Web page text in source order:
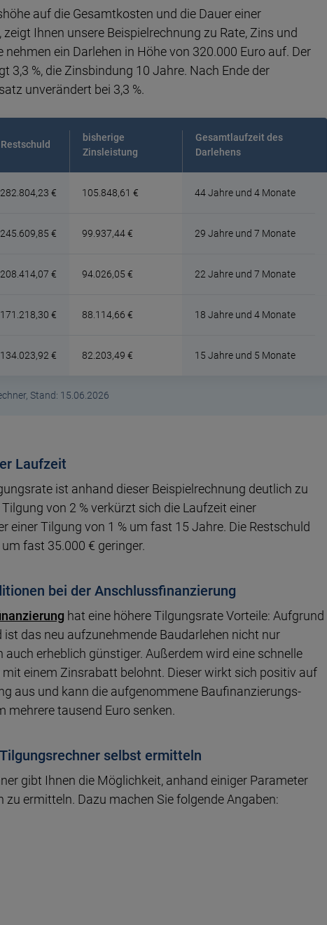
auf die Gesamtkosten und die Dauer einer
Ihnen unsere Beispielrechnung zu Rate, Zins und
ein Darlehen in Höhe von 320.000 Euro auf. Der
3,3 %, die Zinsbindung 10 Jahre. Nach Ende der
unverändert bei 3,3 %.
Restschuld
bisherige
Zinsleistung
Gesamtlaufzeit des
Darlehens
282.804,23 € 105.848,61 € 44 Jahre und 4 Monate
245.609,85 € 99.937,44 € 29 Jahre und 7 Monate
208.414,07 € 94.026,05 € 22 Jahre und 7 Monate
171.218,30 € 88.114,66 € 18 Jahre und 4 Monate
134.023,92 € 82.203,49 € 15 Jahre und 5 Monate
Stand: 15.06.2026
Laufzeit
ist anhand dieser Beispielrechnung deutlich zu
von 2 % verkürzt sich die Laufzeit einer
einer Tilgung von 1 % um fast 15 Jahre. Die Restschuld
fast 35.000 € geringer.
bei der Anschlussfinanzierung
hat eine höhere Tilgungsrate Vorteile: Aufgrund
ist das neu aufzunehmende Baudarlehen nicht nur
auch erheblich günstiger. Außerdem wird eine schnelle
einem Zins­rabatt belohnt. Dieser wirkt sich positiv auf
aus und kann die aufgenommene Bau­finanzierungs­
mehrere tausend Euro senken.
selbst ermitteln
gibt Ihnen die Möglichkeit, anhand einiger Parameter
zu ermitteln. Dazu machen Sie folgende Angaben: